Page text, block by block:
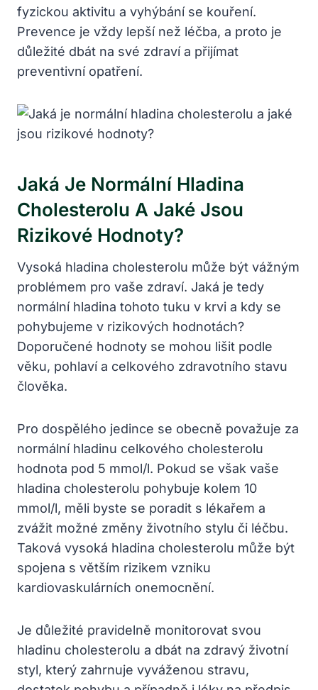
fyzickou aktivitu a vyhýbání se kouření.
Prevence je vždy lepší než léčba, a proto je
důležité dbát na své zdraví a přijímat
preventivní opatření.
Jaká Je Normální Hladina
Cholesterolu A Jaké Jsou
Rizikové Hodnoty?
Vysoká hladina cholesterolu může být vážným
problémem pro vaše zdraví. Jaká je tedy
normální hladina tohoto tuku v krvi a kdy se
pohybujeme v rizikových hodnotách?
Doporučené hodnoty se mohou lišit podle
věku, pohlaví a celkového zdravotního stavu
člověka.
Pro dospělého jedince se obecně považuje za
normální hladinu celkového cholesterolu
hodnota pod 5 mmol/l. Pokud se však vaše
hladina cholesterolu pohybuje kolem 10
mmol/l, měli byste se poradit s lékařem a
zvážit možné změny životního stylu či léčbu.
Taková vysoká hladina cholesterolu může být
spojena s větším rizikem vzniku
kardiovaskulárních onemocnění.
Je důležité pravidelně monitorovat svou
hladinu cholesterolu a dbát na zdravý životní
styl, který zahrnuje vyváženou stravu,